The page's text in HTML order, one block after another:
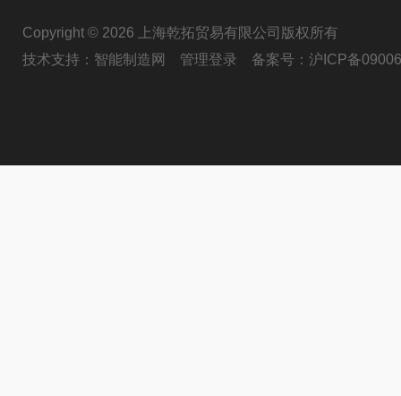
Copyright © 2026 上海乾拓贸易有限公司版权所有
技术支持： 智能制造网 管理登录 备案号： 沪ICP备